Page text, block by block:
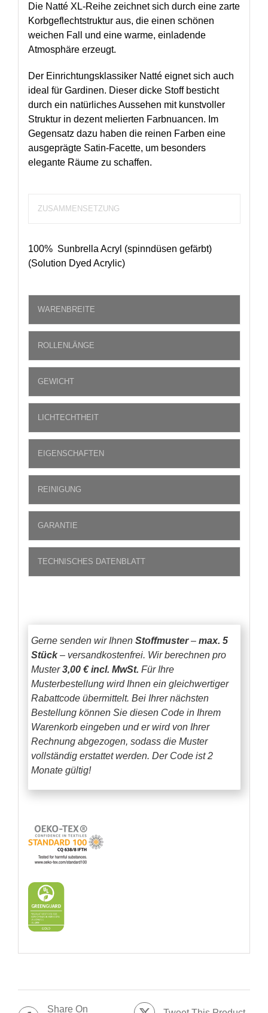
Die Natté XL-Reihe zeichnet sich durch eine zarte
Korbgeflechtstruktur aus, die einen schönen
weichen Fall und eine warme, einladende
Atmosphäre erzeugt.
Der Einrichtungsklassiker Natté eignet sich auch
ideal für Gardinen. Dieser dicke Stoff besticht
durch ein natürliches Aussehen mit kunstvoller
Struktur in dezent melierten Farbnuancen. Im
Gegensatz dazu haben die reinen Farben eine
ausgeprägte Satin-Facette, um besonders
elegante Räume zu schaffen.
ZUSAMMENSETZUNG
100% Sunbrella Acryl (spinndüsen gefärbt)
(Solution Dyed Acrylic)
WARENBREITE
ROLLENLÄNGE
GEWICHT
LICHTECHTHEIT
EIGENSCHAFTEN
REINIGUNG
GARANTIE
TECHNISCHES DATENBLATT
Gerne senden wir Ihnen Stoffmuster– max. 5
Stück– versandkostenfrei. Wir berechnen pro
Muster3,00 € incl. MwSt. Für Ihre
Musterbestellung wird Ihnen ein gleichwertiger
Rabattcode übermittelt. Bei Ihrer nächsten
Bestellung können Sie diesen Code in Ihrem
Warenkorb eingeben und er wird von Ihrer
Rechnung abgezogen, sodass die Muster
vollständig erstattet werden. Der Code ist 2
Monate gültig!
Share On